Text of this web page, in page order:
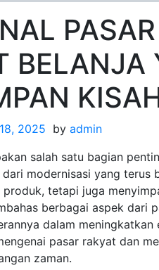
BELANJA
2025 by admin
salah satu bagian
dari modernisasi yang terus
produk, tetapi juga
berbagai aspek dari
dalam
pasar rakyat dan
zaman.